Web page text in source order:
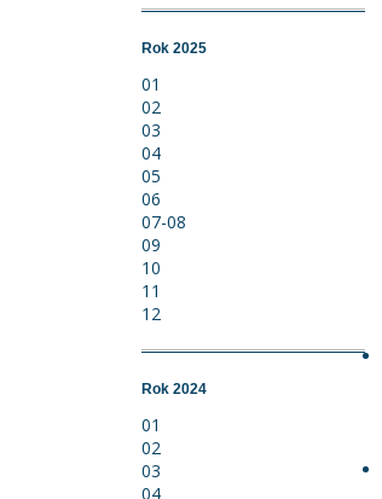
Rok 2025
01
02
03
04
05
06
07-08
09
10
11
12
Rok 2024
01
02
03
04